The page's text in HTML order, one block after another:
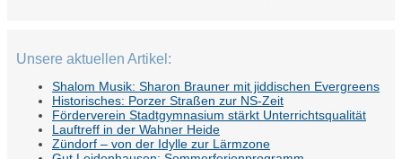
Unsere aktuellen Artikel:
Shalom Musik: Sharon Brauner mit jiddischen Evergreens
Historisches: Porzer Straßen zur NS-Zeit
Förderverein Stadtgymnasium stärkt Unterrichtsqualität
Lauftreff in der Wahner Heide
Zündorf – von der Idylle zur Lärmzone